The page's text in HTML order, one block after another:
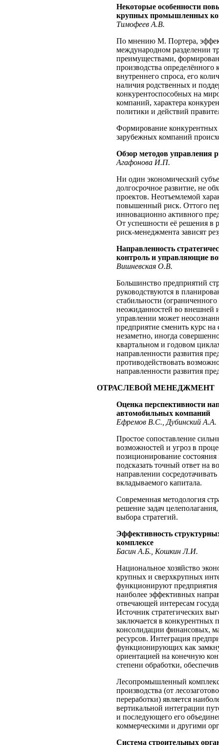
Некоторые особенности
крупных промышленных
Тимофеев А.В.
По мнению М. Портера,
международном разделении
преимуществами,
производства определённого
внутреннего спроса, его
наличия родственных и
конкурентоспособных на
компаний, характера
политики и действий
Формирование конкурентных
зарубежных компаний
Обзор методов управления
Агафонова И.П.
Ни один экономический
долгосрочное развитие, не
проектов. Неотъемлемой
повышенный риск. Оттого
инновационно активного
От успешности её решения в
риск-менеджмента зависят
Направленность
контроль и управляющие
Вишневская О.В.
Большинство предприятий
руководствуются в
стабильности
неожиданностей во внешней
управлении может
предприятие сменить курс
незаметно, иногда
квартальном и годовом
направленности развития
противодействовать
направленности развития
ОТРАСЛЕВОЙ МЕНЕДЖМЕНТ
Оценка перспективности
автомобильных компаний
Ефремов В.С., Дубинский А.А.
Простое сопоставление
возможностей и угроз в
позиционирование
подсказать точный ответ на
направлении
вкладываемого капитала.
Современная методология
решение задач
выбора стратегий.
Эффективность
комплексе
Басин А.Б., Кошкин Л.И.
Национальное хозяйство
крупных и сверхкрупных
функционируют предприятия
наиболее эффективных
отвечающей интересам
Источник стратегических
заключается в конкурентных
консолидации финансовых,
ресурсов. Интеграция
функционирующих как
ориентацией на конечную
степени обработки,
Лесопромышленный
производства (от
переработки) является
вертикальной интеграции
и последующего его
коммерческими и другими
Система строительных